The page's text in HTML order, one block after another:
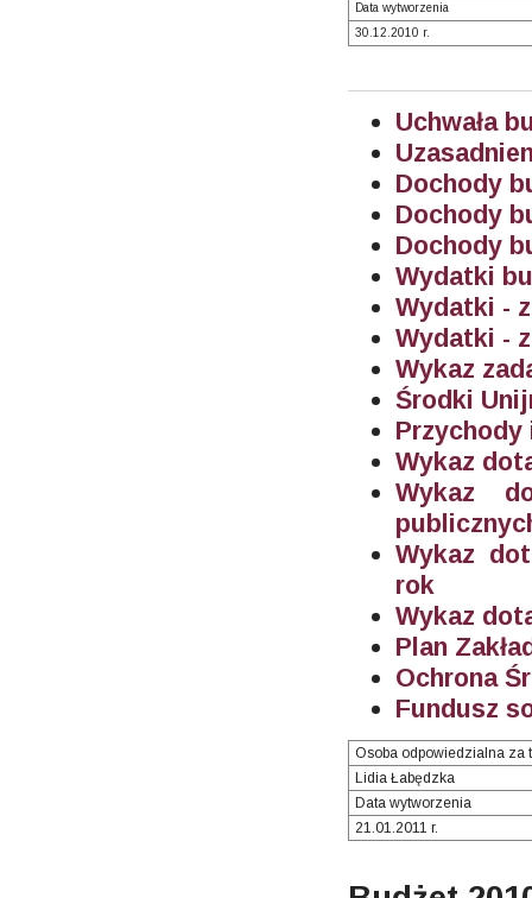
Data wytworzenia
30.12.2010 r.
Uchwała
Dochody
Dochody
Dochody
Wydatki
Wydatki -
Wydatki -
Wykaz
Środki
Przychody
Wykaz
Wykaz
Wykaz
rok
Wykaz
Plan
Ochrona
Fundusz
Osoba odpowiedzialna za
Lidia Łabędzka
Data wytworzenia
21.01.2011 r.